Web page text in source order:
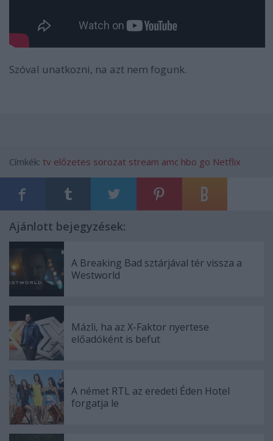
Szóval unatkozni, na azt nem fogunk.
Címkék: tv előzetes sorozat stream amc hbo go Netflix
Ajánlott bejegyzések:
A Breaking Bad sztárjával tér vissza a
Westworld
Mázli, ha az X-Faktor nyertese
előadóként is befut
A német RTL az eredeti Éden Hotel
forgatja le